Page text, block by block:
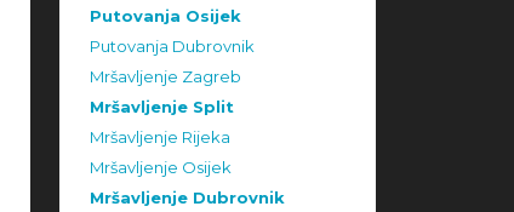
Putovanja Osijek
Putovanja Dubrovnik
Mršavljenje Zagreb
Mršavljenje Split
Mršavljenje Rijeka
Mršavljenje Osijek
Mršavljenje Dubrovnik